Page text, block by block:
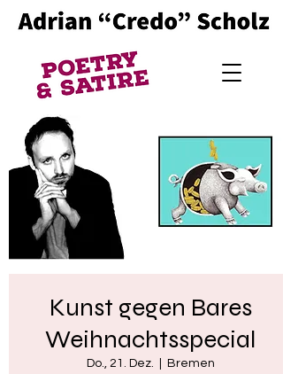
Kunst gegen Bares
Weihnachtsspecial
Do., 21. Dez. Bremen